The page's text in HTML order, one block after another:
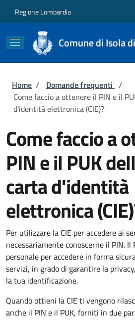
Regione Lombardia
Comune di Isola
Briciole di pane
Home / Domande frequenti /
Come faccio a ottenere il PIN e il
d'identità elettronica (CIE)?
Come faccio a
PIN e il PUK
carta d'identità
elettronica
Per utilizzare la CIE per accedere ai
necessariamente conoscerne il PIN. Il
personale per accedere in forma
servizi, in grado di garantire la
la tua identificazione.
Quando ottieni la CIE ti vengono
anche il PIN e il PUK, forniti in due